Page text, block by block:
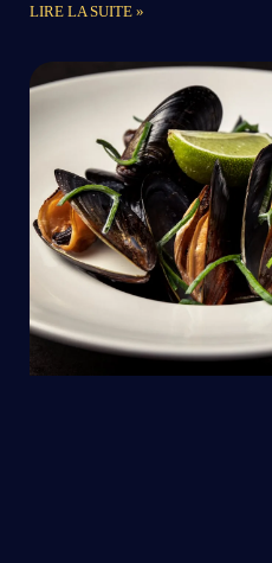
LIRE LA SUITE »